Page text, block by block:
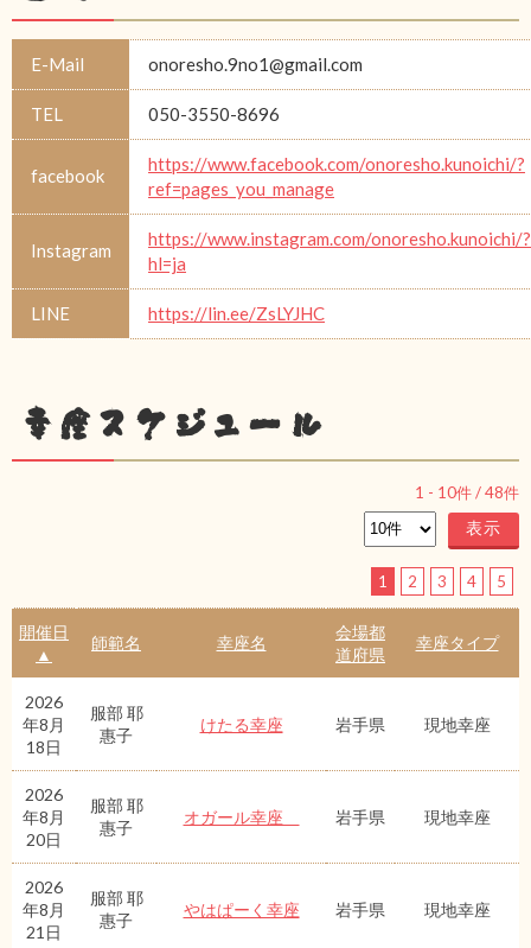
E-Mail onoresho.9no1@gmail.com
TEL 050-3550-8696
facebook
https://www.facebook.com/onoresho.kunoichi/?
ref=pages_you_manage
Instagram
https://www.instagram.com/onoresho.kunoichi/?
hl=ja
LINE https://lin.ee/ZsLYJHC
幸座スケジュール
1 - 10件 /48件
1 2 3 4 5
開催日
▲
師範名 幸座名
会場都
道府県
幸座タイプ
2026
年8月
18日
服部 耶
惠子
けたる幸座 岩手県 現地幸座
2026
年8月
20日
服部 耶
惠子
オガール幸座 岩手県 現地幸座
2026
年8月
21日
服部 耶
惠子
やはぱーく幸座 岩手県 現地幸座